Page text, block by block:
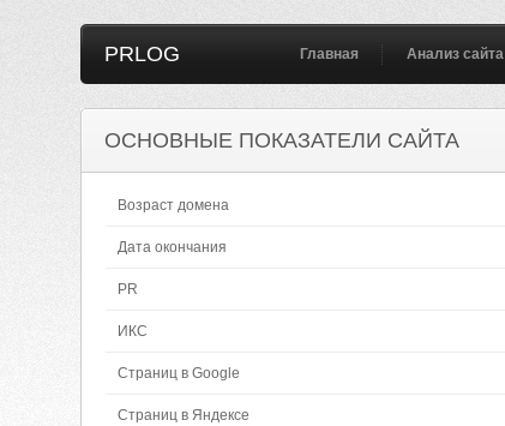
PRLOG Главная Анализ сайта
ОСНОВНЫЕ ПОКАЗАТЕЛИ САЙТА
Возраст домена
Дата окончания
PR
ИКС
Страниц в Google
Страниц в Яндексе